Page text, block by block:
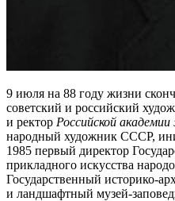
9 июля на 88 году жизни
советский и российский
и ректор Российской
народный художник СССР,
1985 первый директор
прикладного искусства
Государственный историко-
и ландшафтный музей-